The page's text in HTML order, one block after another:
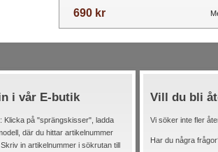
690 kr
i vår E-butik
Klicka på "sprängskisser", ladda
där du hittar artikelnummer
in artikelnummer i sökrutan till
Vill du bli
Vi söker inte fler
Har du några